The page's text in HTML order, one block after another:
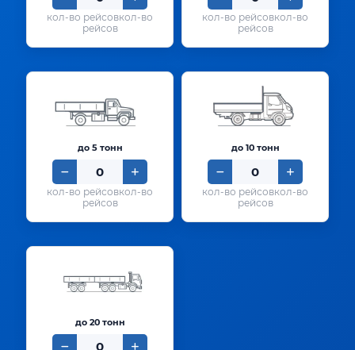
кол-во
рейсов
кол-во
рейсов
до 5 тонн
кол-во
рейсов
до 10 тонн
кол-во
рейсов
до 20 тонн